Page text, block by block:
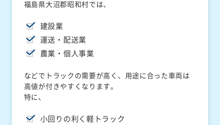
福島県大沼郡昭和村では、
建設業
運送・配送業
農業・個人事業
などでトラックの需要が高く、用途に合った車両は
高値が付きやすくなります。
特に、
小回りの利く軽トラック